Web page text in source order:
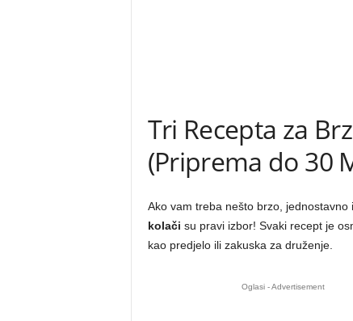
Tri Recepta za
(Priprema do 30
Ako vam treba nešto brzo,
kolači su pravi izbor! Svaki recept je
kao predjelo ili zakuska za druženje.
Oglasi - Advertisement